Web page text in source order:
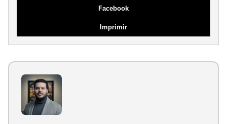
Facebook
Imprimir